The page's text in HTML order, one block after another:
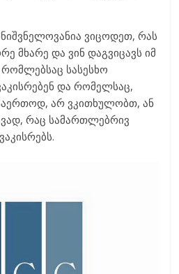
ვიცოდეთ, რას
მხარე და ვინ დაგვიცავს იმ
სასესხო
და რომელსაც,
არ ვკითხულობთ, ან
რაც სამართლებრივ